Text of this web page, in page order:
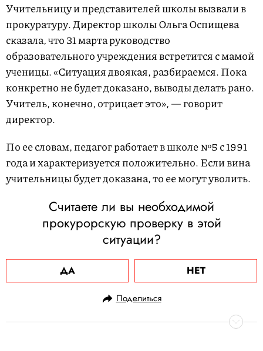
Учительницу и представителей школы вызвали в
прокуратуру. Директор школы Ольга Оспищева
сказала, что 31 марта руководство
образовательного учреждения встретится с мамой
ученицы. «Ситуация двоякая, разбираемся. Пока
конкретно не будет доказано, выводы делать рано.
Учитель, конечно, отрицает это», — говорит
директор.
По ее словам, педагог работает в школе №5 с 1991
года и характеризуется положительно. Если вина
учительницы будет доказана, то ее могут уволить.
Считаете ли вы необходимой
прокурорскую проверку в этой
ситуации?
ДА НЕТ
Поделиться